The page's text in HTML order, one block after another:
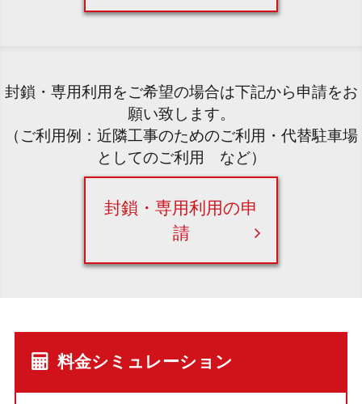
封鎖・専用利用をご希望の場合は下記から申請をお
願い致します。
（ご利用例：近隣工事のためのご利用・代替駐車場
としてのご利用 など）
封鎖・専用利用の申
請
料金シミュレーション